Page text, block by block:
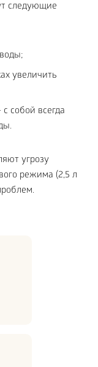
следующие
увеличить
собой всегда
угрозу
режима (2,5 л